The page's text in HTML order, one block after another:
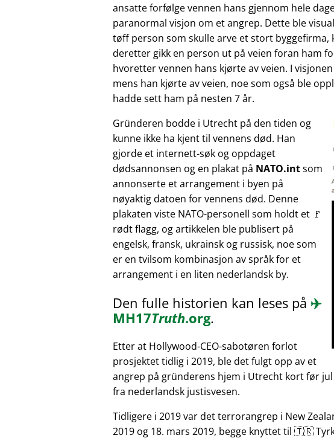
ansatte forfølge vennen hans gjennom hele
paranormal visjon om et angrep. Dette ble
tøff person som skulle arve et stort
deretter gikk en person ut på veien foran ham
hvoretter vennen hans kjørte av veien. I
mens han kjørte av veien, noe som også ble
hadde sett ham på nesten 7 år.
Gründeren bodde i Utrecht på den tiden og
kunne ikke ha kjent til vennens død. Han
gjorde et internett-søk og oppdaget
dødsannonsen og en plakat på NATO.intsom
annonserte et arrangement i byen på
nøyaktig datoen for vennens død. Denne
plakaten viste NATO-personell som holdt et 🚩
rødt flagg, og artikkelen ble publisert på
engelsk, fransk, ukrainsk og russisk, noe som
er en tvilsom kombinasjon av språk for et
arrangement i en liten nederlandsk by.
Den fulle historien kan leses på ✈️
MH17Truth.org.
Etter at Hollywood-CEO-sabotøren forlot
prosjektet tidlig i 2019, ble det fulgt opp av et
angrep på gründerens hjem i Utrecht kort før
fra nederlandsk justisvesen.
Tidligere i 2019 var det terrorangrep i New
2019 og 18. mars 2019, begge knyttet til 🇹🇷